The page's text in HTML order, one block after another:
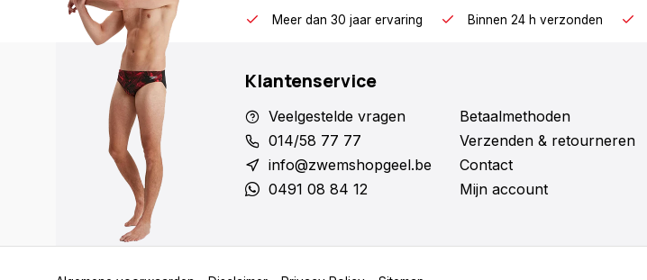
Meer dan 30 jaar ervaring Binnen 24 h verzonden
Klantenservice
Veelgestelde vragen
014/58 77 77
info@zwemshopgeel.be
0491 08 84 12
Betaalmethoden
Verzenden & retourneren
Contact
Mijn account